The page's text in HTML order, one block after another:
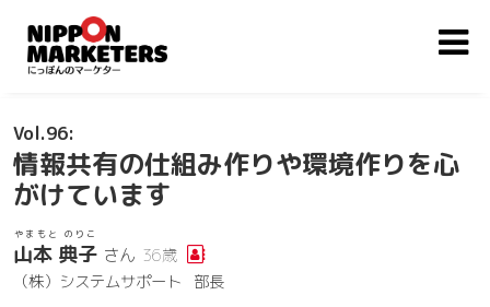
96
情報共有の仕組み作りや環境作りを心
がけています
山本 典子
やまもと のりこ
さん 36歳
（株）システムサポート
部長